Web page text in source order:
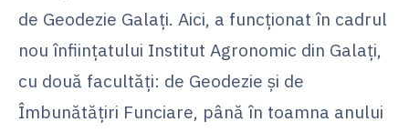
de Geodezie Galaţi. Aici, a funcţionat în cadrul
nou înfiinţatului Institut Agronomic din Galaţi,
cu două facultăţi: de Geodezie şi de
Îmbunătăţiri Funciare, până în toamna anului